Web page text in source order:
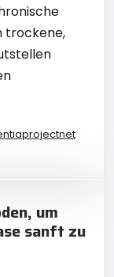
trockene,
um
sanft zu